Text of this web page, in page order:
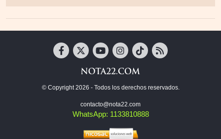
© Copyright 2026 - Todos los derechos reservados.
contacto@nota22.com
WhatsApp: 1133810888